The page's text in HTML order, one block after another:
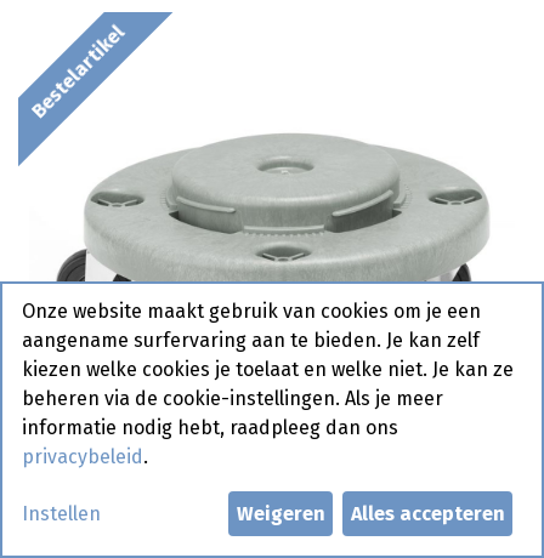
Bestelartikel
691441 Trolley voor Ronde
Onze website maakt gebruik van cookies om je een
aangename surfervaring aan te bieden. Je kan zelf
kiezen welke cookies je toelaat en welke niet. Je kan ze
beheren via de cookie-instellingen. Als je meer
informatie nodig hebt, raadpleeg dan ons
privacybeleid .
Instellen Weigeren Alles accepteren